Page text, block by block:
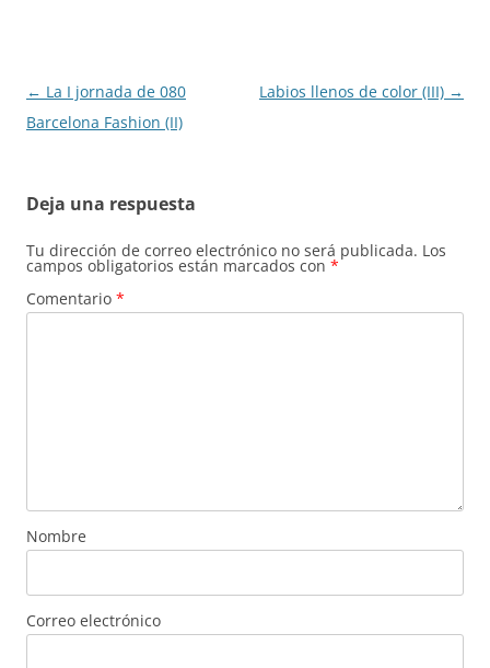
Navegación
de
← La I jornada de 080
Barcelona Fashion (II)
Labios llenos de color (III) →
Deja una respuesta
Tu dirección de correo electrónico no será publicada. Los
campos obligatorios están marcados con *
Comentario *
Nombre
Correo electrónico